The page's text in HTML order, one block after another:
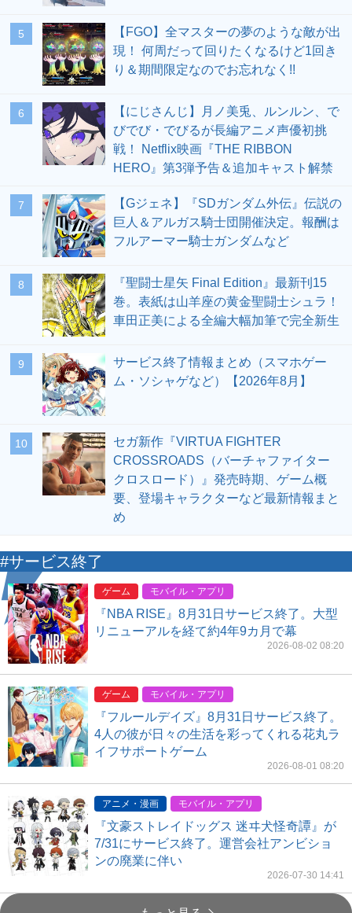
5
【FGO】全マスターの夢のような敵が出
現！ 何周だって回りたくなるけど1回き
り＆期間限定なのでお忘れなく!!
6
【にじさんじ】月ノ美兎、ルンルン、で
びでび・でびるが長編アニメ声優初挑
戦！ Netflix映画『THE RIBBON
HERO』第3弾予告＆追加キャスト解禁
7
【Gジェネ】『SDガンダム外伝』伝説の
巨人＆アルガス騎士団開催決定。報酬は
フルアーマー騎士ガンダムなど
8
『聖闘士星矢 Final Edition』最新刊15
巻。表紙は山羊座の黄金聖闘士シュラ！
車田正美による全編大幅加筆で完全新生
9
サービス終了情報まとめ（スマホゲー
ム・ソシャゲなど）【2026年8月】
10
セガ新作『VIRTUA FIGHTER
CROSSROADS（バーチャファイター
クロスロード）』発売時期、ゲーム概
要、登場キャラクターなど最新情報まと
め
#サービス終了
ゲーム モバイル・アプリ
『NBA RISE』8月31日サービス終了。大型
リニューアルを経て約4年9カ月で幕
2026-08-02 08:20
ゲーム モバイル・アプリ
『フルールデイズ』8月31日サービス終了。
4人の彼が日々の生活を彩ってくれる花丸ラ
イフサポートゲーム
2026-08-01 08:20
アニメ・漫画 モバイル・アプリ
『文豪ストレイドッグス 迷ヰ犬怪奇譚』が
7/31にサービス終了。運営会社アンビショ
ンの廃業に伴い
2026-07-30 14:41